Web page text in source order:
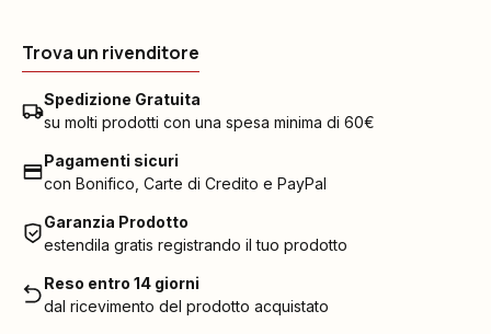
Trova un rivenditore
Spedizione Gratuita
su molti prodotti con una spesa minima di 60€
Pagamenti sicuri
con Bonifico, Carte di Credito e PayPal
Garanzia Prodotto
estendila gratis registrando il tuo prodotto
Reso entro 14 giorni
dal ricevimento del prodotto acquistato